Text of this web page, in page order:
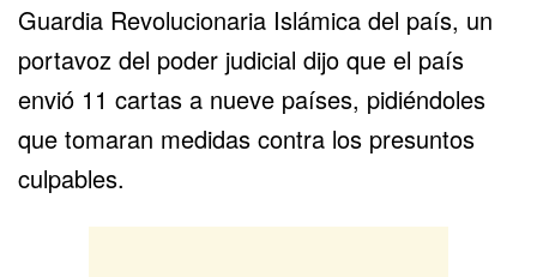
Guardia Revolucionaria Islámica del país, un
portavoz del poder judicial dijo que el país
envió 11 cartas a nueve países, pidiéndoles
que tomaran medidas contra los presuntos
culpables.